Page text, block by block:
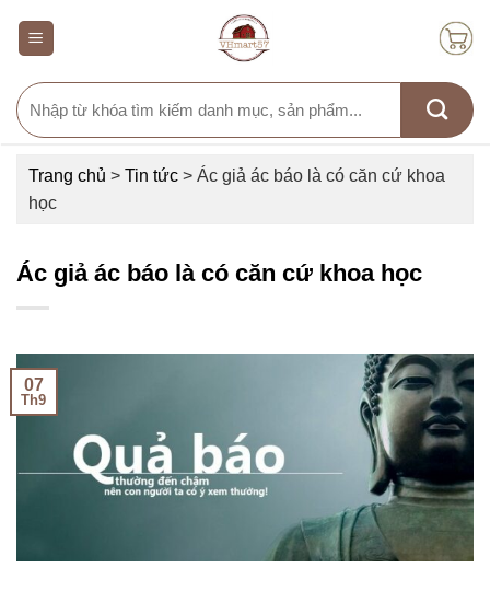
Search
for:
Trang chủ > Tin tức > Ác giả ác báo là có căn cứ khoa
học
Ác giả ác báo là có căn cứ khoa học
07
Th9